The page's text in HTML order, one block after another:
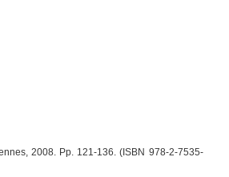
2008. Pp. 121-136. (ISBN 978-2-7535-